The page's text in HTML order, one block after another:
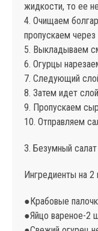
жидкости, то ее
4. Очищаем
пропускаем
5. Выкладываем
6. Огурцы
7. Следующий
8. Затем идет
9. Пропускаем
10. Отправляем
3. Безумный салат
Ингредиенты на 2
●Крабовые
●Яйцо вареное-2